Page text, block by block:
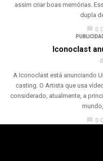
assim criar boas memórias.
dupla
0
Iconoclast
A Iconoclast está anunciando
casting. O Artista que usa
considerado, atualmente, a
0